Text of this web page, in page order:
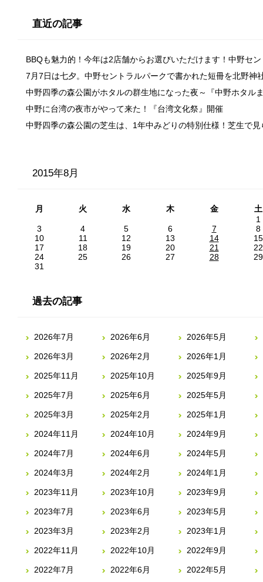
直近の記事
BBQも魅力的！今年は2店舗からお選びいただけます！中野セ
7月7日は七夕。中野セントラルパークで書かれた短冊を北野神
中野四季の森公園がホタルの群生地になった夜～『中野ホタル
中野に台湾の夜市がやって来た！『台湾文化祭』開催
中野四季の森公園の芝生は、1年中みどりの特別仕様！芝生で
2015年8月
月 火 水 木 金
土
1
3
4 5 6 7
8
10
11 12 13 14
15
17
18 19 20 21
22
24
25 26 27 28
29
31
過去の記事
2026年7月 2026年6月 2026年5月
2026年3月 2026年2月 2026年1月
2025年11月 2025年10月 2025年9月
2025年7月 2025年6月 2025年5月
2025年3月 2025年2月 2025年1月
2024年11月 2024年10月 2024年9月
2024年7月 2024年6月 2024年5月
2024年3月 2024年2月 2024年1月
2023年11月 2023年10月 2023年9月
2023年7月 2023年6月 2023年5月
2023年3月 2023年2月 2023年1月
2022年11月 2022年10月 2022年9月
2022年7月 2022年6月 2022年5月